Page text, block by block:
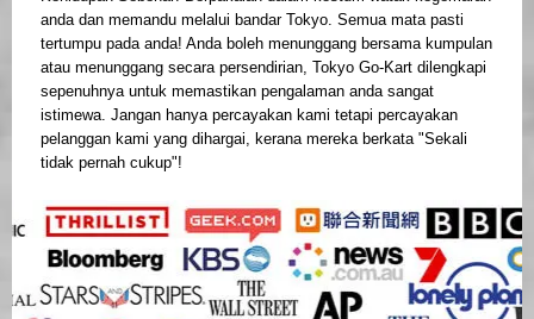
anda dan memandu melalui bandar Tokyo. Semua mata pasti
tertumpu pada anda! Anda boleh menunggang bersama kumpulan
atau menunggang secara persendirian, Tokyo Go-Kart dilengkapi
sepenuhnya untuk memastikan pengalaman anda sangat
istimewa. Jangan hanya percayakan kami tetapi percayakan
pelanggan kami yang dihargai, kerana mereka berkata "Sekali
tidak pernah cukup"!